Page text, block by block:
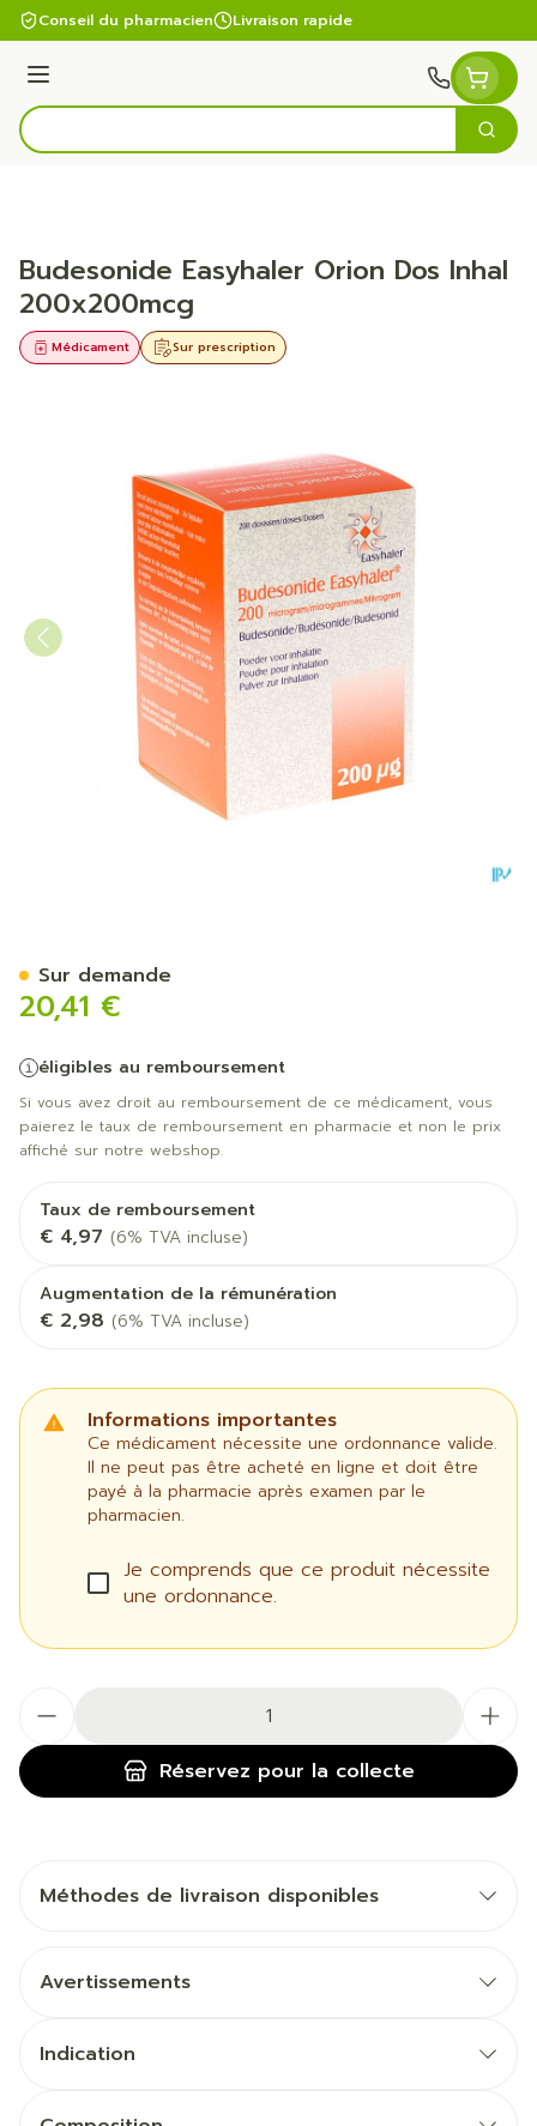
Aller au contenu
Conseil du pharmacien Livraison rapide
Menu
Rechercher
Budesonide Easyhaler Orion Dos Inhal
200x200mcg
Sur prescription
Médicament
20,41 €
éligibles au remboursement
Si vous avez droit au remboursement de ce médicament, vous
paierez le taux de remboursement en pharmacie et non le prix
affiché sur notre webshop.
Taux de remboursement
€ 4,97 (6% TVA incluse)
Augmentation de la rémunération
€ 2,98 (6% TVA incluse)
Informations importantes
Ce médicament nécessite une ordonnance valide.
Il ne peut pas être acheté en ligne et doit être
payé à la pharmacie après examen par le
pharmacien.
Je comprends que ce produit nécessite
une ordonnance.
Réservez pour la collecte
Sur demande
Méthodes de livraison disponibles
Avertissements
Indication